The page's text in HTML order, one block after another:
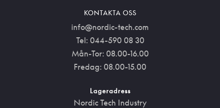
KONTAKTA OSS
info@nordic-tech.com
Tel: 044-590 08 30
Mån-Tor: 08.00-16.00
Fredag: 08.00-15.00
Lageradress
Nordic Tech Industry